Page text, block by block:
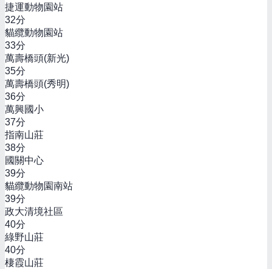
捷運動物園站
32分
貓纜動物園站
33分
萬壽橋頭(新光)
35分
萬壽橋頭(秀明)
36分
萬興國小
37分
指南山莊
38分
國關中心
39分
貓纜動物園南站
39分
政大清境社區
40分
綠野山莊
40分
棲霞山莊